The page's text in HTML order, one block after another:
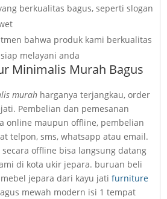
berkualitas bagus, seperti slogan
bahwa produk kami berkualitas
melayani anda
Minimalis Murah Bagus
murah harganya terjangkau, order
Pembelian dan pemesanan
online maupun offline, pembelian
telpon, sms, whatsapp atau email.
offline bisa langsung datang
di kota ukir jepara. buruan beli
jepara dari kayu jatifurniture
mewah modern isi 1 tempat